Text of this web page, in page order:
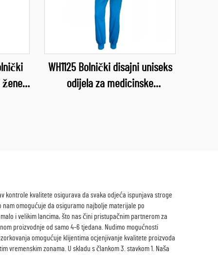
WH1125 Bolnički disajni uniseks
odijela za medicinske
kontrole kvalitete osigurava da svaka odjeća ispunjava stroge
omogućuje da osiguramo najbolje materijale po
i velikim lancima, što nas čini pristupačnim partnerom za
proizvodnje od samo 4-6 tjedana. Nudimo mogućnosti
omogućuje klijentima ocjenjivanje kvalitete proizvoda
zonama. U skladu s člankom 3. stavkom 1. Naša